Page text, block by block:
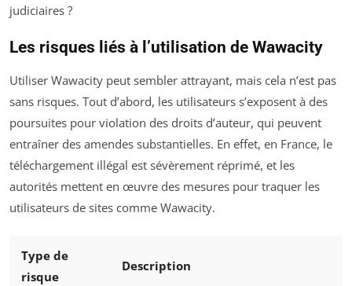
judiciaires ?
Les risques liés à l’utilisation de Wawacity
Utiliser Wawacity peut sembler attrayant, mais cela n’est pas
sans risques. Tout d’abord, les utilisateurs s’exposent à des
poursuites pour violation des droits d’auteur, qui peuvent
entraîner des amendes substantielles. En effet, en France, le
téléchargement illégal est sévèrement réprimé, et les
autorités mettent en œuvre des mesures pour traquer les
utilisateurs de sites comme Wawacity.
Type de
risque
Description